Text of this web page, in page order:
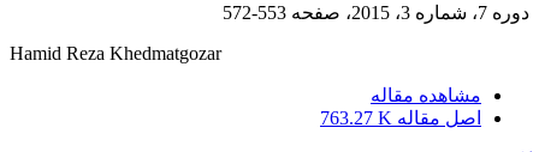
دوره 7، شماره 3، 2015، صفحه
553-572
Hamid Reza Khedmatgozar
مشاهده مقاله
اصل مقاله 763.27 K